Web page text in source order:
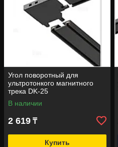
Угол поворотный для
ультротонкого магнитного
трека DK-25
В наличии
2 619 ₸
Купить